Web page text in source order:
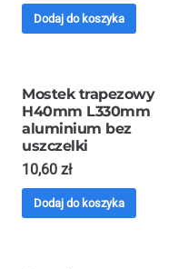
Dodaj do koszyka
Mostek trapezowy
H40mm L330mm
aluminium bez
uszczelki
10,60 zł
Dodaj do koszyka